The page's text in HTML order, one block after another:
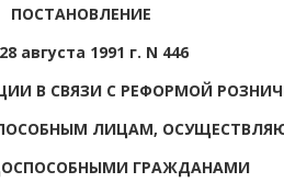
ПОСТАНОВЛЕНИЕ
августа 1991 г. N 446
В СВЯЗИ С РЕФОРМОЙ
ЛИЦАМ,
ГРАЖДАНАМИ